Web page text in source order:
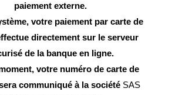
paiement externe.
votre paiement par carte de
directement sur le serveur
de la banque en ligne.
votre numéro de carte de
communiqué à la société SAS